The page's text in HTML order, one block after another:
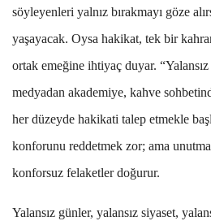
söyleyenleri yalnız bırakmayı göze alı
yaşayacak. Oysa hakikat, tek bir
ortak emeğine ihtiyaç duyar. “Yalansı
medyadan akademiye, kahve
her düzeyde hakikati talep etmekle baş
konforunu reddetmek zor; ama
konforsuz felaketler doğurur.
Yalansız günler, yalansız siyaset,